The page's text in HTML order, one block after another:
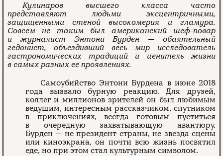
Кулинаров высшего класса часто
представляют людьми эксцентричными,
защищенными стеной высокомерия и гламура.
Совсем не таким был американский шеф-повар
и журналист Энтони Бурден — обаятельный
гедонист, объездивший весь мир исследователь
гастрономических традиций и ценитель жизни
в самых разных ее проявлениях.
Самоубийство Энтони Бурдена в июне 2018
года вызвало бурную реакцию. Для друзей,
коллег и миллионов зрителей он был любимым
ведущим, интересным рассказчиком, спутником
в приключениях, всегда готовым пуститься
в очередную захватывающую авантюру.
Бурден — не президент страны, не звезда сцены
или киноэкрана, он почти всю жизнь посвятил
еде, но при этом стал культурным символом.